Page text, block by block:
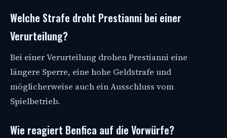
Welche Strafe droht Prestianni bei einer
Verurteilung?
Bei einer Verurteilung drohen Prestianni eine
längere Sperre, eine hohe Geldstrafe und
möglicherweise auch ein Ausschluss vom
Spielbetrieb.
Wie reagiert Benfica auf die Vorwürfe?